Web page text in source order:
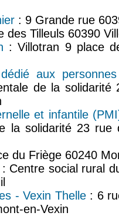
: 9 Grande rue
des Tilleuls 60390
: Villotran 9 place
aux
de la solidarité
et infantile
la solidarité 23 rue
du Friège 60240
: Centre social rural
- Vexin Thelle: 6
en-Vexin